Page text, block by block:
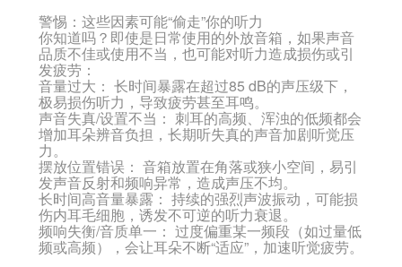
警惕：这些因素可能“偷走”你的听力
你知道吗？即使是日常使用的外放音箱，如果声音
品质不佳或使用不当，也可能对听力造成损伤或引
发疲劳：
音量过大： 长时间暴露在超过85 dB的声压级下，
极易损伤听力，导致疲劳甚至耳鸣。
声音失真/设置不当： 刺耳的高频、浑浊的低频都会
增加耳朵辨音负担，长期听失真的声音加剧听觉压
力。
摆放位置错误： 音箱放置在角落或狭小空间，易引
发声音反射和频响异常，造成声压不均。
长时间高音量暴露： 持续的强烈声波振动，可能损
伤内耳毛细胞，诱发不可逆的听力衰退。
频响失衡/音质单一： 过度偏重某一频段（如过量低
频或高频），会让耳朵不断“适应”，加速听觉疲劳。